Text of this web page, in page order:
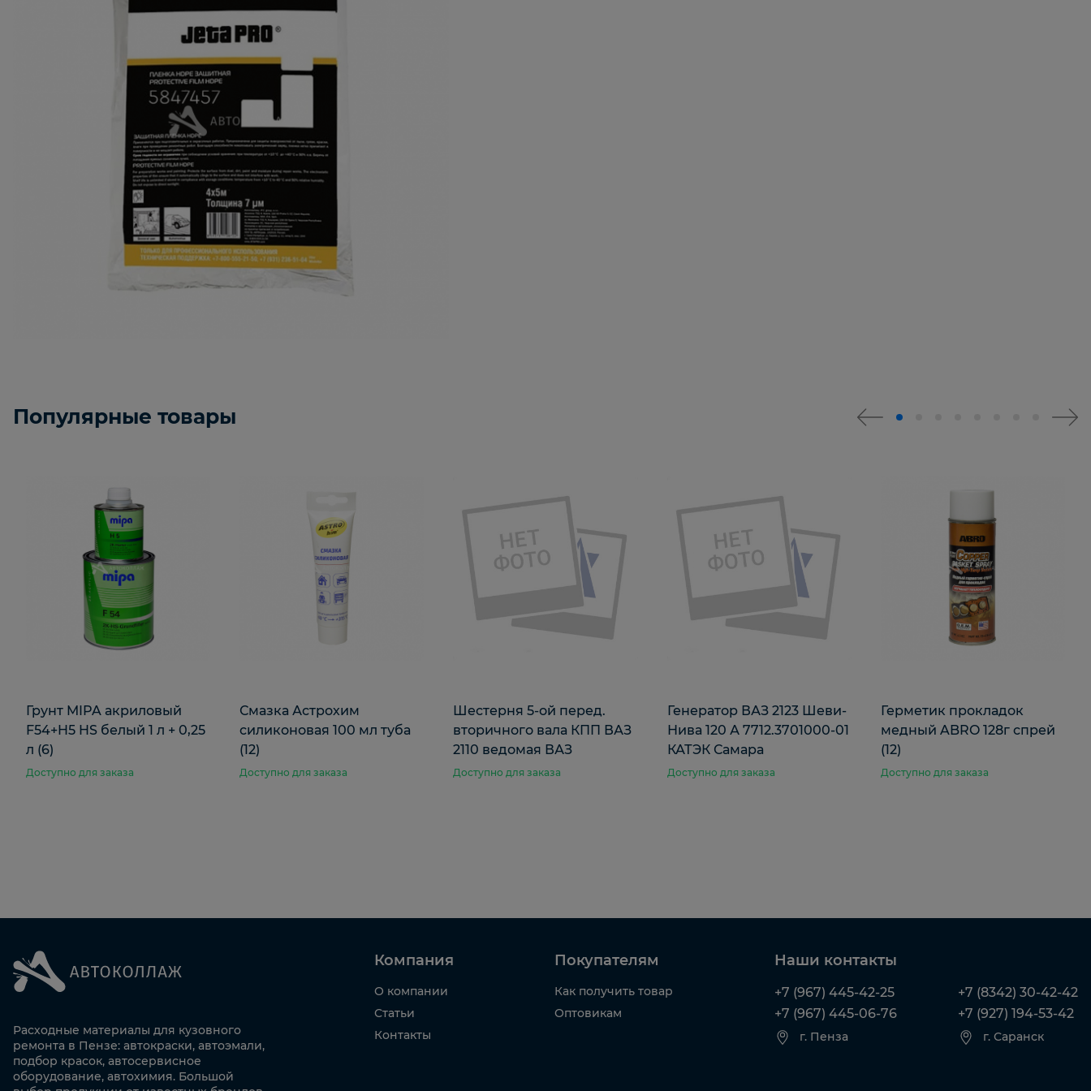
Популярные товары
Грунт MIPA акриловый
F54+H5 HS белый 1 л + 0,25
л (6)
Доступно для заказа
Смазка Астрохим
силиконовая 100 мл туба
(12)
Доступно для заказа
Шестерня 5-ой перед.
вторичного вала КПП ВАЗ
2110 ведомая ВАЗ
Доступно для заказа
Генератор ВАЗ 2123 Шеви-
Нива 120 А 7712.3701000-01
КАТЭК Самара
Доступно для заказа
Герметик прокладок
медный ABRO 128г спрей
(12)
Доступно для заказа
Расходные материалы для кузовного
ремонта в Пензе: автокраски, автоэмали,
подбор красок, автосервисное
оборудование, автохимия. Большой
Компания
О компании
Статьи
Контакты
Покупателям
Как получить товар
Оптовикам
Наши контакты
+7 (967) 445-42-25
+7 (967) 445-06-76
г. Пенза
+7 (8342) 30-42-42
+7 (927) 194-53-42
г. Саранск